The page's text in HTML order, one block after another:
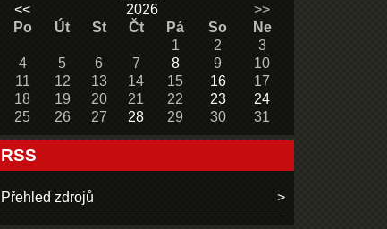
<<
2026
>>
Po
Út St Čt Pá So
Ne
1
2
3
4
5 6 7 8 9
10
11
12 13 14 15 16
17
18
19 20 21 22 23
24
25
26 27 28 29 30 31
RSS
Přehled zdrojů